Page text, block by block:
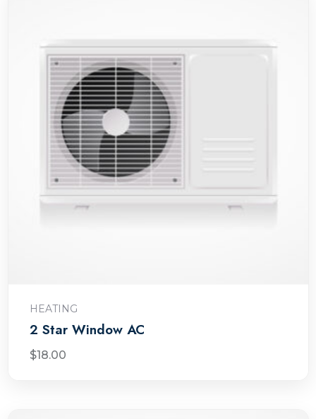
HEATING
2 Star Window AC
$18.00